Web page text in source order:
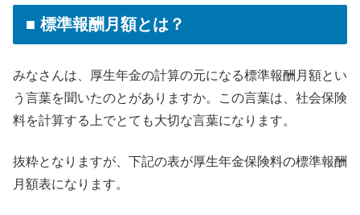
■ 標準報酬月額とは？
みなさんは、厚生年金の計算の元になる標準報酬月額とい
う言葉を聞いたのとがありますか。この言葉は、社会保険
料を計算する上でとても大切な言葉になります。
抜粋となりますが、下記の表が厚生年金保険料の標準報酬
月額表になります。